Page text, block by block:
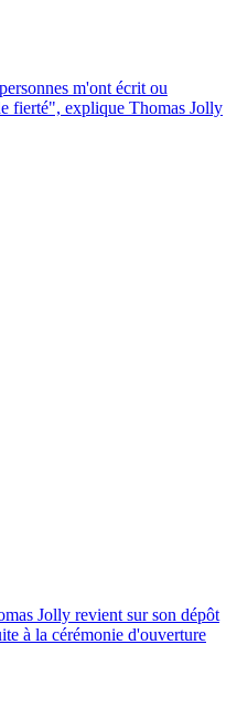
m'ont écrit ou
fierté", explique Thomas Jolly
Jolly revient sur son dépôt
à la cérémonie d'ouverture